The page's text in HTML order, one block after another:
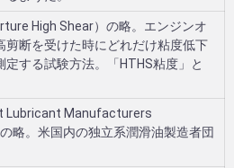
High Shear）の略。エンジンオ
剪断を受けた時にどれだけ粘度低下
定する試験方法。「HTHS粘度」と
Lubricant Manufacturers
略。米国内の独立系潤滑油製造者団